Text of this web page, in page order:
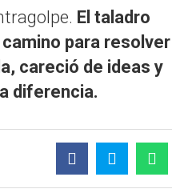
El taladro
para resolver
careció de ideas y
diferencia.